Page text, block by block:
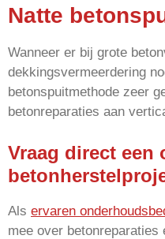
Natte
Wanneer er bij grote
dekkingsvermeerdering
betonspuitmethode zeer
betonreparaties aan
Vraag direct een
Als ervaren
mee over betonreparaties